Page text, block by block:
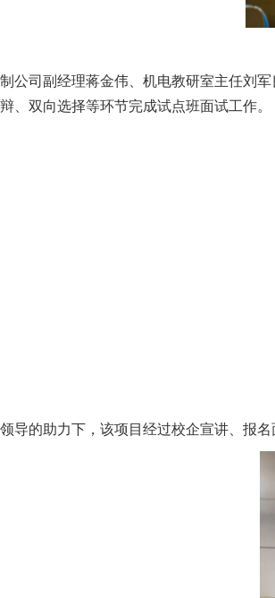
公司副经理蒋金伟、机电教研室主任刘
、双向选择等环节完成试点班面试工作。
导的助力下，该项目经过校企宣讲、报